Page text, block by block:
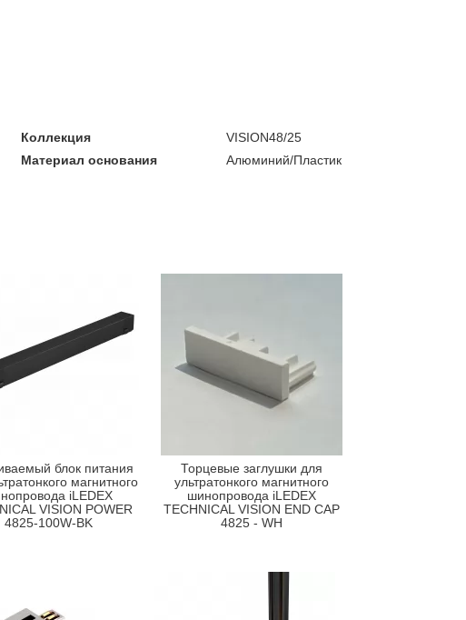
Коллекция
VISION48/25
Материал основания
Алюминий/Пластик
блок питания
магнитного
iLEDEX
VISION POWER
4825-100W-BK
Торцевые заглушки для
ультратонкого магнитного
шинопровода iLEDEX
TECHNICAL VISION END CAP
4825 - WH